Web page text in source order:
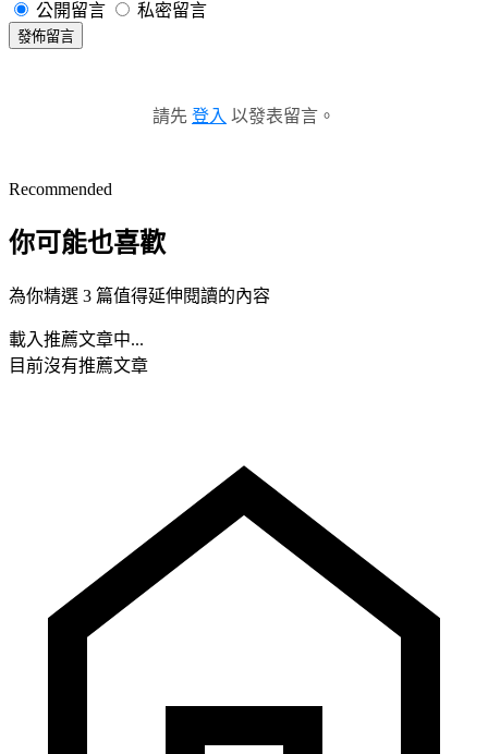
公開留言 私密留言
發佈留言
請先 登入 以發表留言。
Recommended
你可能也喜歡
為你精選 3 篇值得延伸閱讀的內容
載入推薦文章中...
目前沒有推薦文章